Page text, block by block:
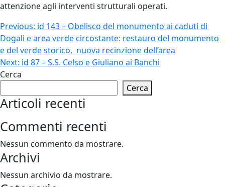
attenzione agli interventi strutturali operati.
Navigazione
articoli
Previous: id 143 – Obelisco del monumento ai caduti di
Dogali e area verde circostante: restauro del monumento
e del verde storico, nuova recinzione dell’area
Next: id 87 – S.S. Celso e Giuliano ai Banchi
Cerca
Cerca
Articoli recenti
Commenti recenti
Nessun commento da mostrare.
Archivi
Nessun archivio da mostrare.